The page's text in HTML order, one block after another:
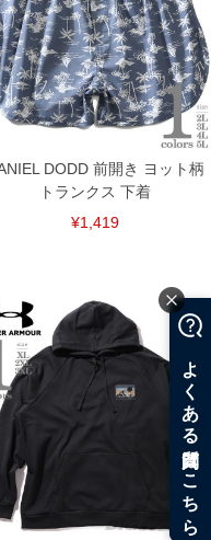
DODD 前開き ヨット柄
トランクス 下着
¥1,419